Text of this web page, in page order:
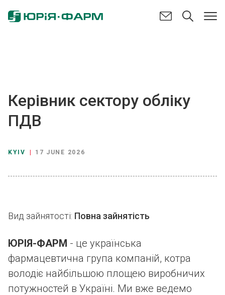
Керівник сектору обліку
ПДВ
KYIV 17 JUNE 2026
Вид зайнятості: Повна зайнятість
ЮРІЯ-ФАРМ - це українська
фармацевтична група компаній, котра
володіє найбільшою площею виробничих
потужностей в Україні. Ми вже ведемо